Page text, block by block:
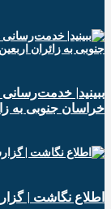
ببینید|
خراسان جنوبی به
️اطلاع نگاشت |